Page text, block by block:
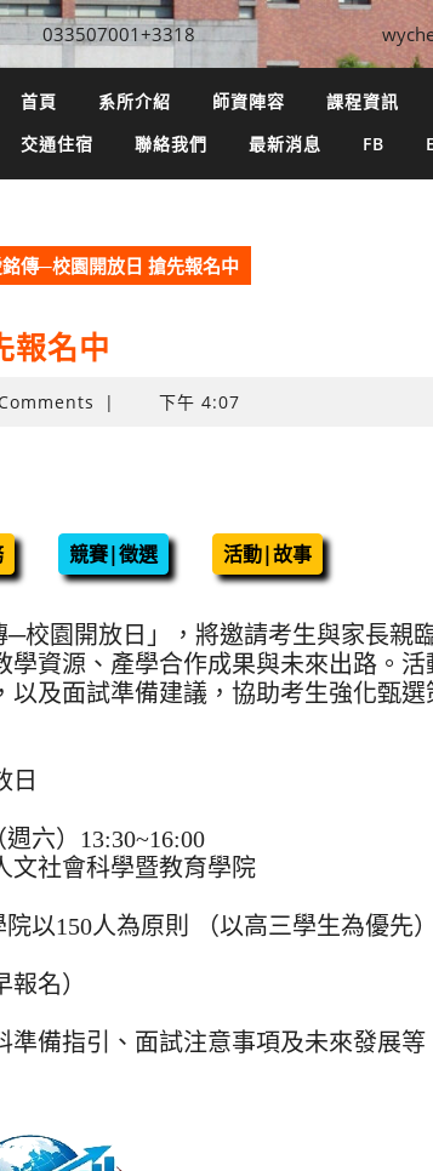
033507001+3318
首頁 系所介紹 師資陣容 課程資訊
交通住宿
聯絡我們 最新消息 FB
傳─校園開放日 搶先報名中
報名中
| 下午 4:07
競賽|徵選 活動|故事
校園開放日」，將邀請考生與家長親
學資源、產學合作成果與未來出路。活
及面試準備建議，協助考生強化甄選
日
六）13:30~16:00
文社會科學暨教育學院
以150人為原則 （以高三學生為優先）
名）
備指引、面試注意事項及未來發展等